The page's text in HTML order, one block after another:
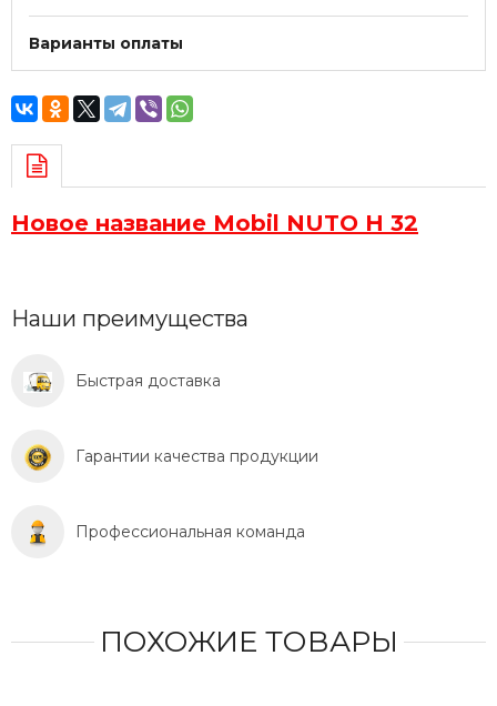
Варианты оплаты
Новое название Mobil NUTO H 32
Наши преимущества
Быстрая доставка
Гарантии качества продукции
Профессиональная команда
ПОХОЖИЕ ТОВАРЫ